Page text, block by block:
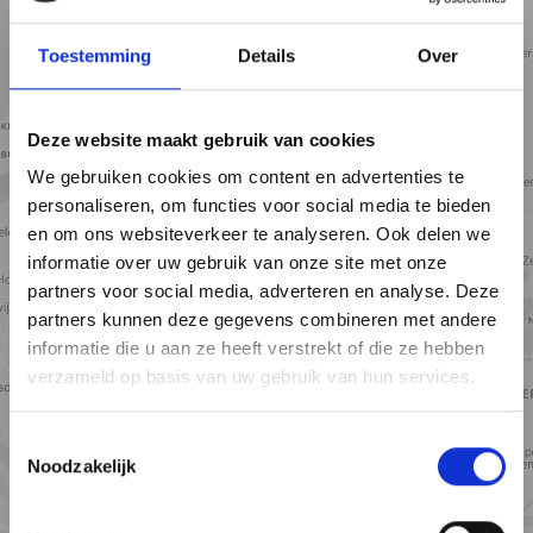
Toestemming Details Over
Deze website maakt gebruik van cookies
We gebruiken cookies om content en advertenties te
personaliseren, om functies voor social media te bieden
en om ons websiteverkeer te analyseren. Ook delen we
informatie over uw gebruik van onze site met onze
partners voor social media, adverteren en analyse. Deze
partners kunnen deze gegevens combineren met andere
informatie die u aan ze heeft verstrekt of die ze hebben
verzameld op basis van uw gebruik van hun services.
Noodzakelijk
Toon kaart